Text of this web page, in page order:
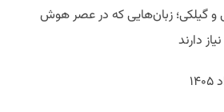
و گیلکی؛ زبان‌هایی که در عصر هوش
دارند